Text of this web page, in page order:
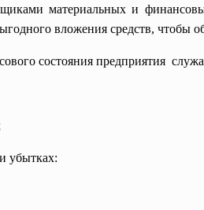
материальных и
вложения средств,
состояния предприятия
убытках: